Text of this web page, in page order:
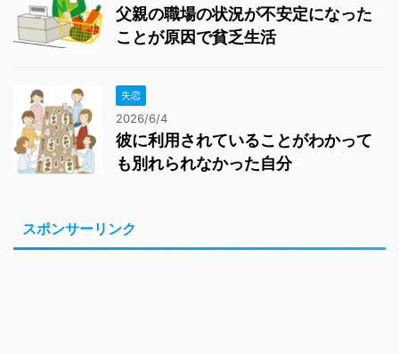
父親の職場の状況が不安定になった
ことが原因で貧乏生活
失恋
2026/6/4
彼に利用されていることがわかって
も別れられなかった自分
スポンサーリンク